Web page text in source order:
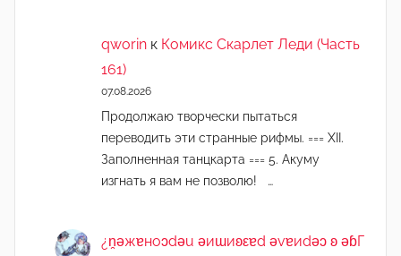
qworin к Комикс Скарлет Леди (Часть
161)
07.08.2026
Продолжаю творчески пытаться
переводить эти странные рифмы. === XII.
Заполненная танцкарта === 5. Акуму
изгнать я вам не позволю! …
¿n̯ǝжɐноɔdǝu ǝиɯиʚεɐd ǝvɐиdǝɔ ʚ ǝɓГ